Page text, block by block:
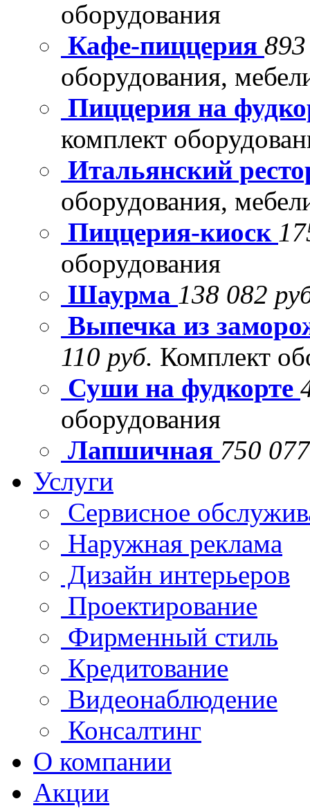
оборудования
Кафе-пиццерия
оборудования,
Пиццерия на
комплект
Итальянский
оборудования,
Пиццерия-киоск
оборудования
Шаурма 138 082
Выпечка из
110 руб. Комплект
Суши на фудкорте
оборудования
Лапшичная 750
Услуги
Сервисное
Наружная реклама
Дизайн интерьеров
Проектирование
Фирменный стиль
Кредитование
Видеонаблюдение
Консалтинг
О компании
Акции